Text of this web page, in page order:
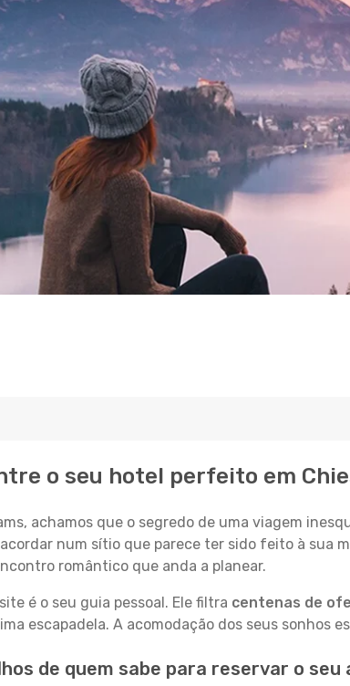
o seu hotel perfeito em
achamos que o segredo de uma viagem
num sítio que parece ter sido feito à sua
romântico que anda a planear.
é o seu guia pessoal. Ele filtra centenas de
escapadela. A acomodação dos seus sonhos
de quem sabe para reservar o